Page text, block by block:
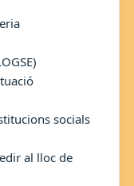
socials
al lloc de